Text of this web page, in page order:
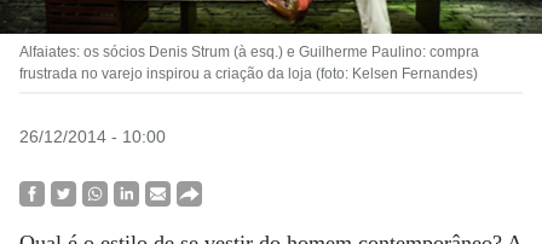
Alfaiates: os sócios Denis Strum (à esq.) e Guilherme Paulino: compra
frustrada no varejo inspirou a criação da loja (foto: Kelsen Fernandes)
26/12/2014 - 10:00